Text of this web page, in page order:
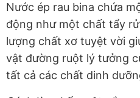
Nước ép rau bina chứa
động như một chất tẩy
lượng chất xơ tuyệt vời
vật đường ruột lý tưởng
tất cả các chất dinh